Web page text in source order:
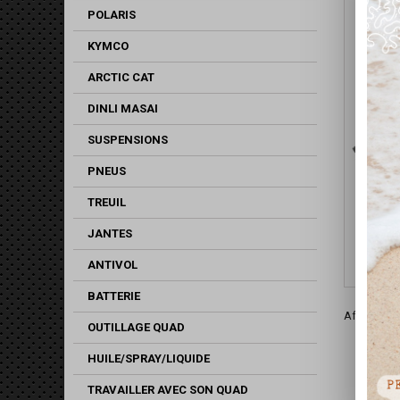
POLARIS
KYMCO
ARCTIC CAT
DINLI MASAI
SUSPENSIONS
PNEUS
TREUIL
JANTES
ANTIVOL
BATTERIE
OUTILLAGE QUAD
HUILE/SPRAY/LIQUIDE
TRAVAILLER AVEC SON QUAD

Affichage